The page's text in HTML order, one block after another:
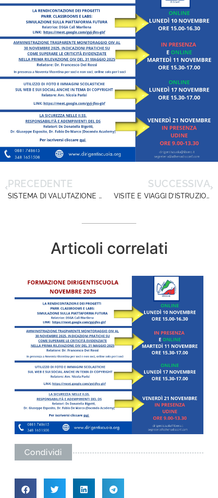
PRECEDENTE
SISTEMA DI VALUTAZIONE DIRIGENTI SCOLASTICI, DIRIGENTISCUOLA CHIEDE AL MIM MAGGIORE FLESSIBILITÀ (E TORNA SULL’ASSENZA DI STANZIAMENTI PER LA PEREQUAZIONE)
SUCCESSIVA
VISITE E VIAGGI D’ISTRUZIONE. DOPO L’ANAC ANCHE IL MIM CONFERMA LE PROCEDURE NEGOZIALI SUGGERITE DA DIRIGENTISCUOLA
Articoli correlati
Condividi